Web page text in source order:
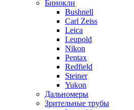
Бинокли
Bushnell
Carl Zeiss
Leica
Leupold
Nikon
Pentax
Redfield
Steiner
Yukon
Дальномеры
Зрительные трубы